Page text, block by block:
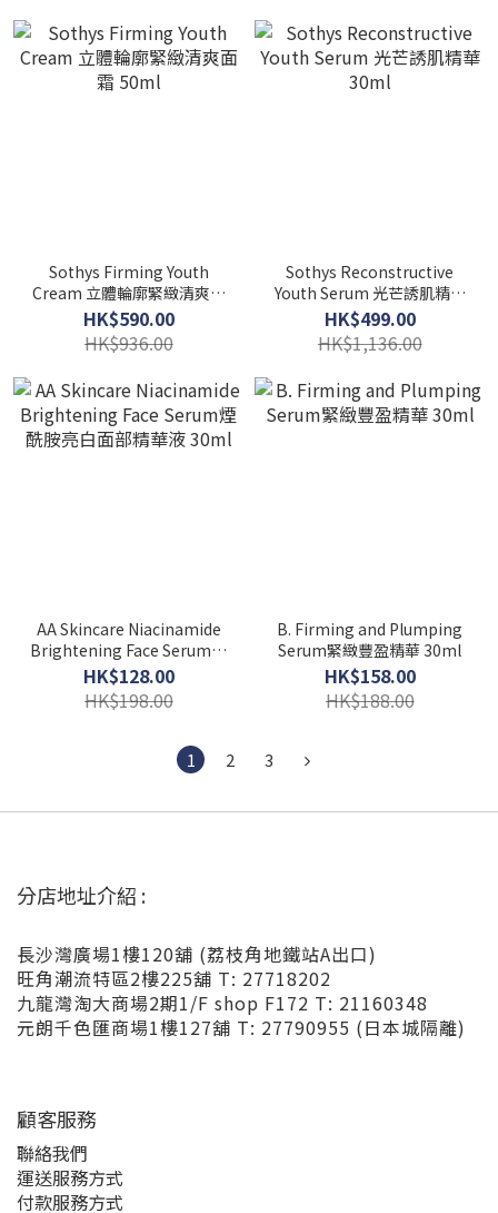
Sothys Firming Youth
Cream 立體輪廓緊緻清爽面
霜 50ml
HK$590.00
HK$936.00
Sothys Reconstructive
Youth Serum 光芒誘肌精華
30ml
HK$499.00
HK$1,136.00
AA Skincare Niacinamide
Brightening Face Serum煙
酰胺亮白面部精華液 30ml
HK$128.00
HK$198.00
B. Firming and Plumping
Serum緊緻豐盈精華 30ml
HK$158.00
HK$188.00
1 2 3
分店地址介紹 :
長沙灣廣場1樓120舖 (荔枝角地鐵站A出口)
旺角潮流特區2樓225舖 T: 27718202
九龍灣淘大商場2期1/F shop F172 T: 21160348
元朗千色匯商場1樓127舖 T: 27790955 (日本城隔離)
顧客服務
聯絡我們
運送服務方式
付款服務方式